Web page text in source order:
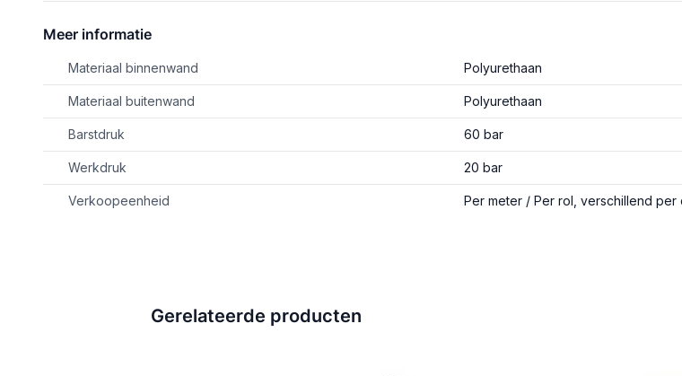
Meer informatie
Materiaal binnenwand Polyurethaan
Materiaal buitenwand Polyurethaan
Barstdruk 60 bar
Werkdruk 20 bar
Verkoopeenheid Per meter / Per rol, verschillend per
Gerelateerde producten